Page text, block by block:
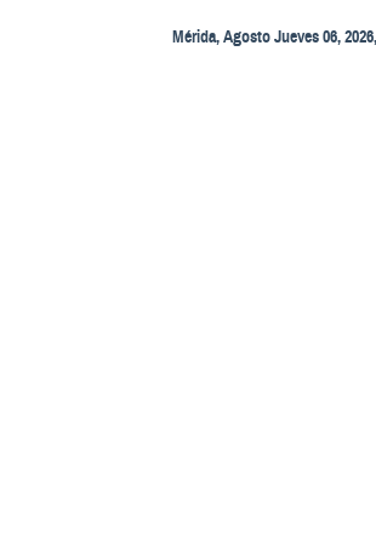
Mérida, Agosto Jueves 06,